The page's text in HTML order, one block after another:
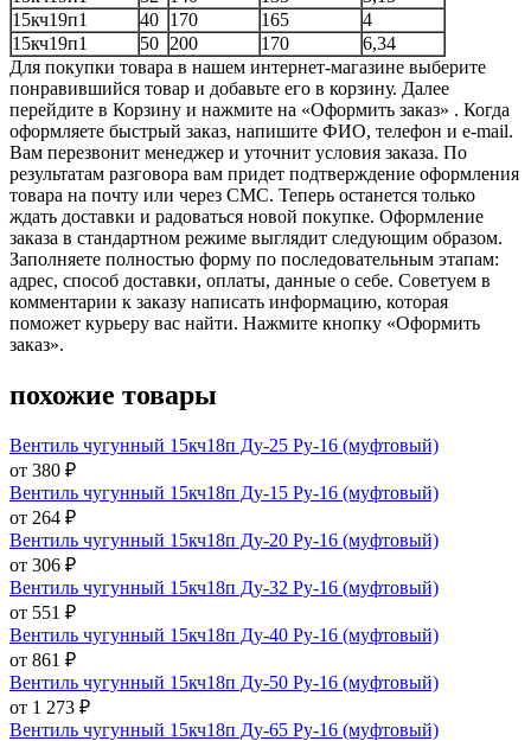
15кч19п1
40 170 165
4
15кч19п1
50 200 170
6,34
Для покупки товара в нашем интернет-магазине выберите
понравившийся товар и добавьте его в корзину. Далее
перейдите в Корзину и нажмите на «Оформить заказ» . Когда
оформляете быстрый заказ, напишите ФИО, телефон и e-mail.
Вам перезвонит менеджер и уточнит условия заказа. По
результатам разговора вам придет подтверждение оформления
товара на почту или через СМС. Теперь останется только
ждать доставки и радоваться новой покупке. Оформление
заказа в стандартном режиме выглядит следующим образом.
Заполняете полностью форму по последовательным этапам:
адрес, способ доставки, оплаты, данные о себе. Советуем в
комментарии к заказу написать информацию, которая
поможет курьеру вас найти. Нажмите кнопку «Оформить
заказ».
похожие товары
Вентиль чугунный 15кч18п Ду-25 Ру-16 (муфтовый)
от 380 ₽
Вентиль чугунный 15кч18п Ду-15 Ру-16 (муфтовый)
от 264 ₽
Вентиль чугунный 15кч18п Ду-20 Ру-16 (муфтовый)
от 306 ₽
Вентиль чугунный 15кч18п Ду-32 Ру-16 (муфтовый)
от 551 ₽
Вентиль чугунный 15кч18п Ду-40 Ру-16 (муфтовый)
от 861 ₽
Вентиль чугунный 15кч18п Ду-50 Ру-16 (муфтовый)
от 1 273 ₽
Вентиль чугунный 15кч18п Ду-65 Ру-16 (муфтовый)